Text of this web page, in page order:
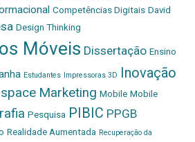
Competências Digitais David
Design Thinking
Móveis Dissertação Ensino
Estudantes Impressoras 3D Inovação
Marketing Mobile Mobile
Pesquisa PIBIC PPGB
Realidade Aumentada Recuperação da